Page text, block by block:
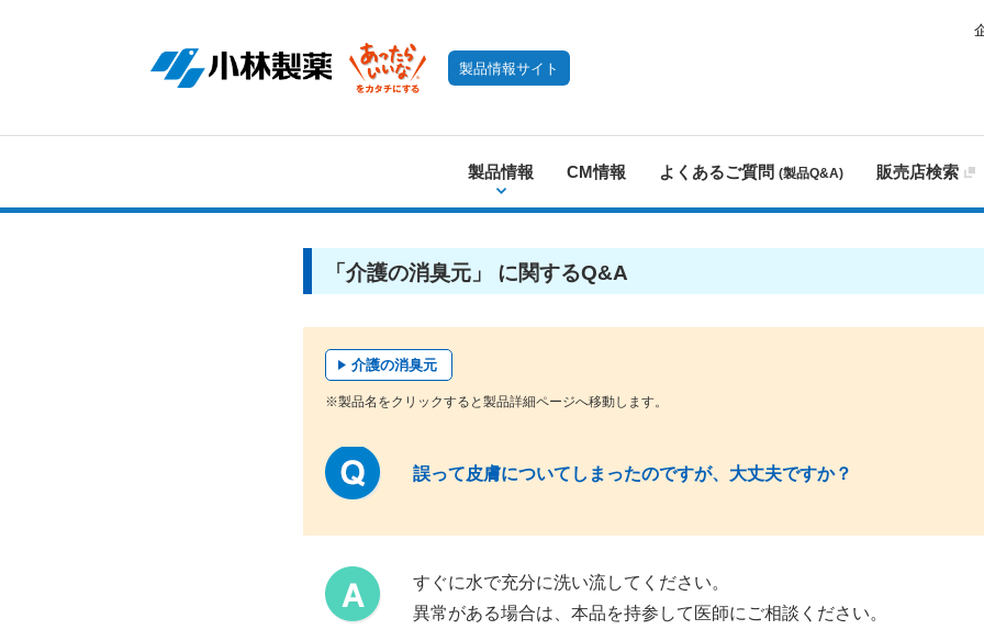
製品情報サイト
製品情報 CM情報 よくあるご質問 (製品Q&A) 販売店検索
「介護の消臭元」 に関するQ&A
介護の消臭元
※製品名をクリックすると製品詳細ページへ移動します。
誤って皮膚についてしまったのですが、大丈夫ですか？
すぐに水で充分に洗い流してください。
異常がある場合は、本品を持参して医師にご相談ください。